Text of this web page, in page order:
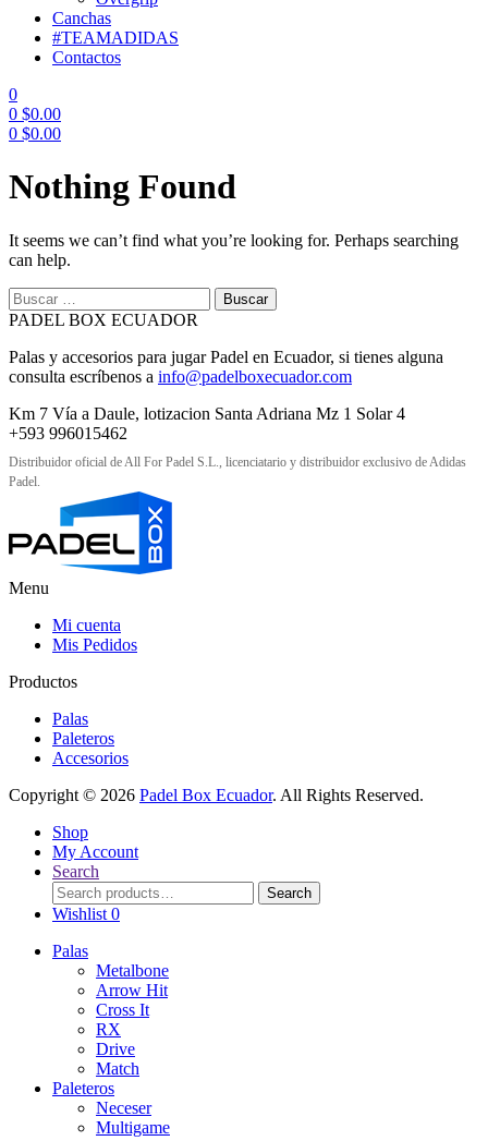
Canchas
#TEAMADIDAS
Contactos
0
0 $0.00
0 $0.00
Nothing Found
It seems we can’t find what you’re looking for. Perhaps searching
can help.
Buscar:
PADEL BOX ECUADOR
Palas y accesorios para jugar Padel en Ecuador, si tienes alguna
consulta escríbenos a info@padelboxecuador.com
Km 7 Vía a Daule, lotizacion Santa Adriana Mz 1 Solar 4
+593 996015462
Distribuidor oficial de All For Padel S.L., licenciatario y distribuidor exclusivo de Adidas
Padel.
Menu
Mi cuenta
Mis Pedidos
Productos
Palas
Paleteros
Accesorios
Copyright © 2026 Padel Box Ecuador. All Rights Reserved.
Shop
My Account
Search
Search
for:
Search
Wishlist 0
Palas
Metalbone
Arrow Hit
Cross It
RX
Drive
Match
Paleteros
Neceser
Multigame